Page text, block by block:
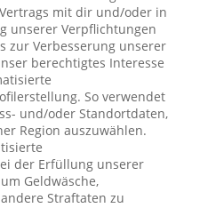
mit dir und/oder in
unserer Verpflichtungen
zur Verbesserung unserer
berechtigtes Interesse
So verwendet
und/oder Standortdaten,
Region auszuwählen.
der Erfüllung unserer
Geldwäsche,
Straftaten zu